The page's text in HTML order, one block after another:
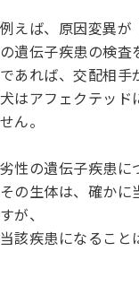
例えば、原因変異が
の遺伝子疾患の検
であれば、交配相手
犬はアフェクテッド
せん。
劣性の遺伝子疾患に
その生体は、確かに
すが、
当該疾患になること